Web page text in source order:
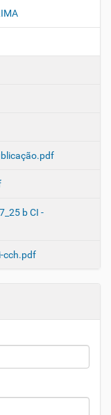
b CI -
cch.pdf